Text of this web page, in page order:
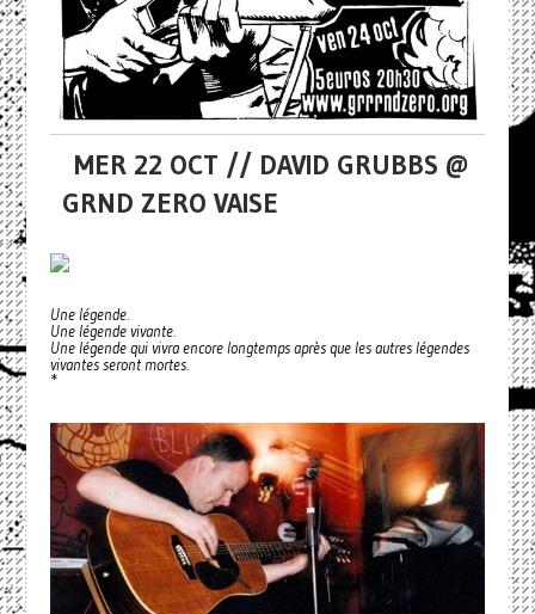
MER 22 OCT // DAVID GRUBBS @
GRND ZERO VAISE
Une légende.
Une légende vivante.
Une légende qui vivra encore longtemps après que les autres légendes
vivantes seront mortes.
*